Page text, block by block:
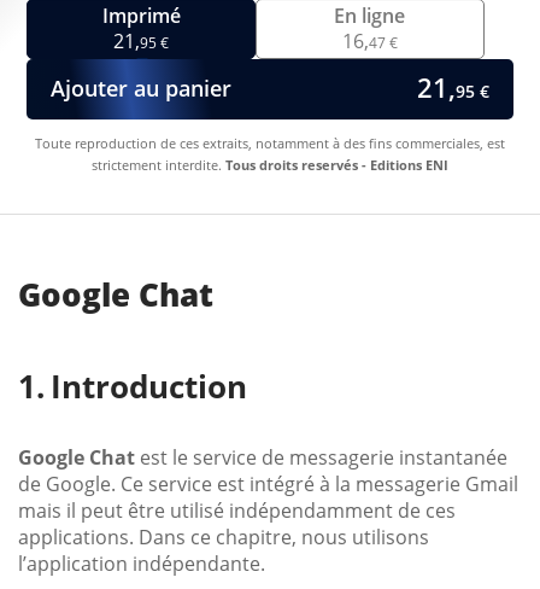
Imprimé
21,95 €
En ligne
16,47 €
Ajouter au panier 21,95 €
Toute reproduction de ces extraits, notamment à des fins commerciales, est
strictement interdite. Tous droits reservés - Editions ENI
Google Chat
Introduction
Google Chat est le service de messagerie instantanée
de Google. Ce service est intégré à la messagerie Gmail
mais il peut être utilisé indépendamment de ces
applications. Dans ce chapitre, nous utilisons
l’application indépendante.